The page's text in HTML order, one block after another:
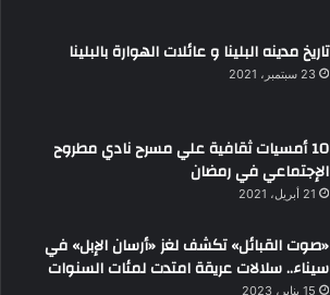
تاريخ مدينه البلينا و عائلات الهوارة بالبلينا
23 سبتمبر، 2021
10 أمسيات ثقافية علي مسرح نادي مطروح
الإجتماعي في رمضان
21 أبريل، 2021
«صوت القبائل» تكشف لغز «أرسان الإبل» في
سيناء.. سلالات عريقة امتدت لمئات السنوات
15 يناير، 2023